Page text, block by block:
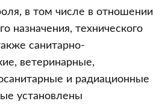
в том числе в отношении
назначения, технического
санитарно-
ветеринарные,
и радиационные
установлены